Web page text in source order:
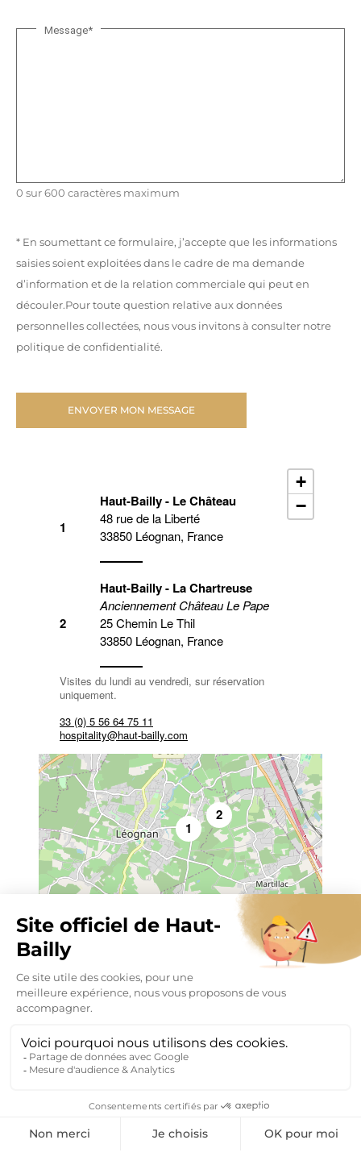
Message*
0 sur 600 caractères maximum
* En soumettant ce formulaire, j’accepte que les informations
saisies soient exploitées dans le cadre de ma demande
d’information et de la relation commerciale qui peut en
découler.Pour toute question relative aux données
personnelles collectées, nous vous invitons à consulter notre
politique de confidentialité.
1
Haut-Bailly - Le Château
48 rue de la Liberté
33850 Léognan, France
2
Haut-Bailly - La Chartreuse
Anciennement Château Le Pape
25 Chemin Le Thil
33850 Léognan, France
Visites du lundi au vendredi, sur réservation
uniquement.
33 (0) 5 56 64 75 11
hospitality@haut-bailly.com
1
2
+
−
©